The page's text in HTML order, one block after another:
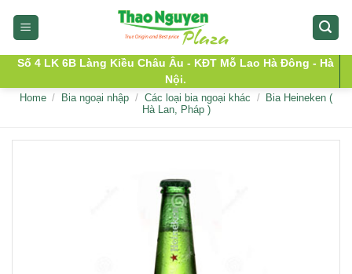
Số 4 LK 6B Làng Kiều Châu Âu - KĐT Mỗ Lao Hà Đông - Hà
Nội.
Home / Bia ngoại nhập / Các loại bia ngoại khác /
Bia Heineken (
Hà Lan, Pháp )